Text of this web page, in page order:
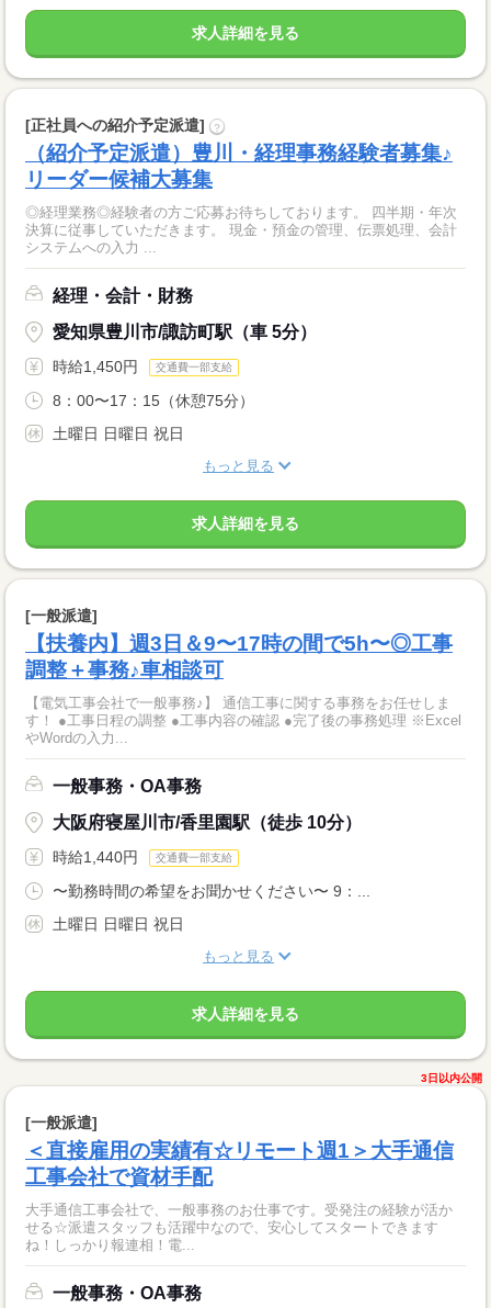
求人詳細を見る
[正社員への紹介予定派遣] ?
（紹介予定派遣）豊川・経理事務経験者募集♪
リーダー候補大募集
◎経理業務◎経験者の方ご応募お待ちしております。 四半期・年次
決算に従事していただきます。 現金・預金の管理、伝票処理、会計
システムへの入力 ...
経理・会計・財務
愛知県豊川市/諏訪町駅（車 5分）
時給1,450円 交通費一部支給
8：00〜17：15（休憩75分）
土曜日 日曜日 祝日
もっと見る
求人詳細を見る
[一般派遣]
【扶養内】週3日＆9〜17時の間で5h〜◎工事
調整＋事務♪車相談可
【電気工事会社で一般事務♪】 通信工事に関する事務をお任せしま
す！ ●工事日程の調整 ●工事内容の確認 ●完了後の事務処理 ※Excel
やWordの入力...
一般事務・OA事務
大阪府寝屋川市/香里園駅（徒歩 10分）
時給1,440円 交通費一部支給
〜勤務時間の希望をお聞かせください〜 9：...
土曜日 日曜日 祝日
もっと見る
求人詳細を見る
3日以内公開
[一般派遣]
＜直接雇用の実績有☆リモート週1＞大手通信
工事会社で資材手配
大手通信工事会社で、一般事務のお仕事です。受発注の経験が活か
せる☆派遣スタッフも活躍中なので、安心してスタートできます
ね！しっかり報連相！電...
一般事務・OA事務